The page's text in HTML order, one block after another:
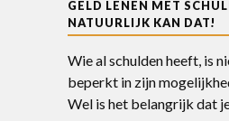
GELD LENEN MET
NATUURLIJK KAN DAT!
Wie al schulden heeft, is
beperkt in zijn
Wel is het belangrijk dat